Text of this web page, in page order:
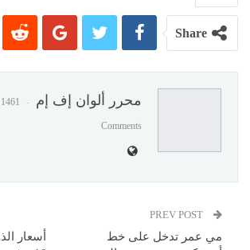
Share
محرر ألوان إف إم 1461 Posts
Comments
مي عمر تدخل على خط
أسعار